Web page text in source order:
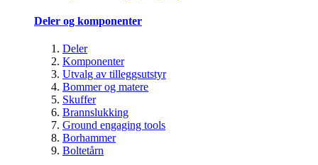
Deler og komponenter
Deler
Komponenter
Utvalg av tilleggsutstyr
Bommer og matere
Skuffer
Brannslukking
Ground engaging tools
Borhammer
Boltetårn